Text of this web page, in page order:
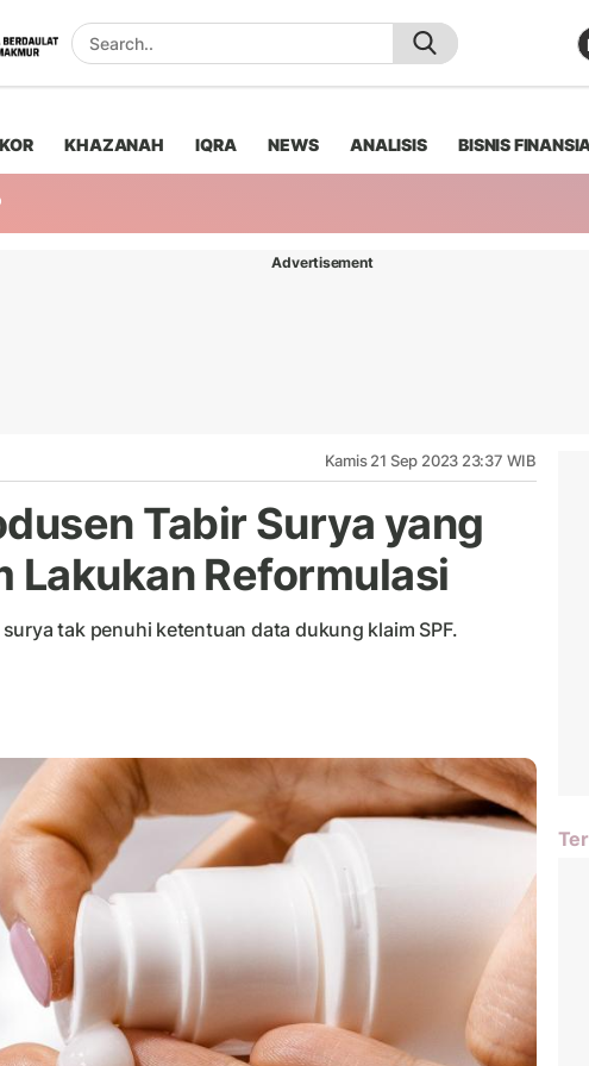
KHAZANAH IQRA NEWS ANALISIS BISNIS
Advertisement
Kamis 21 Sep 2023 23:37 WIB
Tabir Surya yang
Lakukan Reformulasi
tak penuhi ketentuan data dukung klaim SPF.